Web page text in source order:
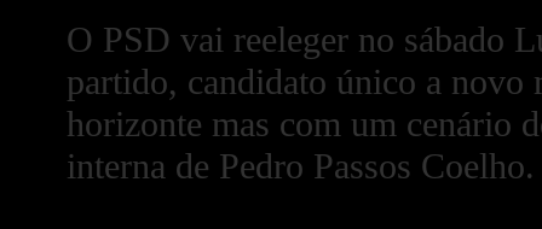
O PSD vai reeleger no sábado
partido, candidato único a novo
horizonte mas com um cenário
interna de Pedro Passos Coelho.